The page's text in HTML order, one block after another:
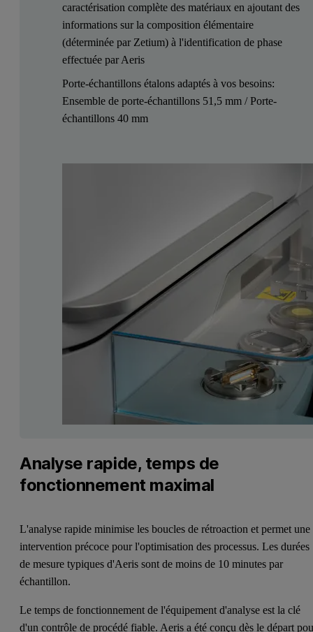
caractérisation complète des matériaux en ajoutant des
informations sur la composition élémentaire
(déterminée par Zetium) à l'identification de phase
effectuée par Aeris
Porte-échantillons étalons adaptés à vos besoins:
Ensemble de porte-échantillons 51,5 mm / Porte-
échantillons 40 mm
Analyse rapide, temps de
fonctionnement maximal
L'analyse rapide minimise les boucles de rétroaction et permet une
intervention précoce pour l'optimisation des processus. Les durées
de mesure typiques d'Aeris sont de moins de 10 minutes par
échantillon.
Le temps de fonctionnement de l'équipement d'analyse est la clé
d'un contrôle de procédé fiable. Aeris a été conçu dès le départ